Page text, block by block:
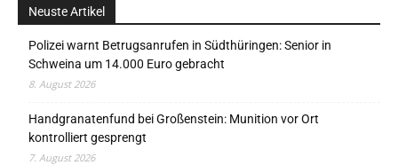
Neuste Artikel
Polizei warnt Betrugsanrufen in Südthüringen: Senior in
Schweina um 14.000 Euro gebracht
8. August 2026
Handgranatenfund bei Großenstein: Munition vor Ort
kontrolliert gesprengt
7. August 2026